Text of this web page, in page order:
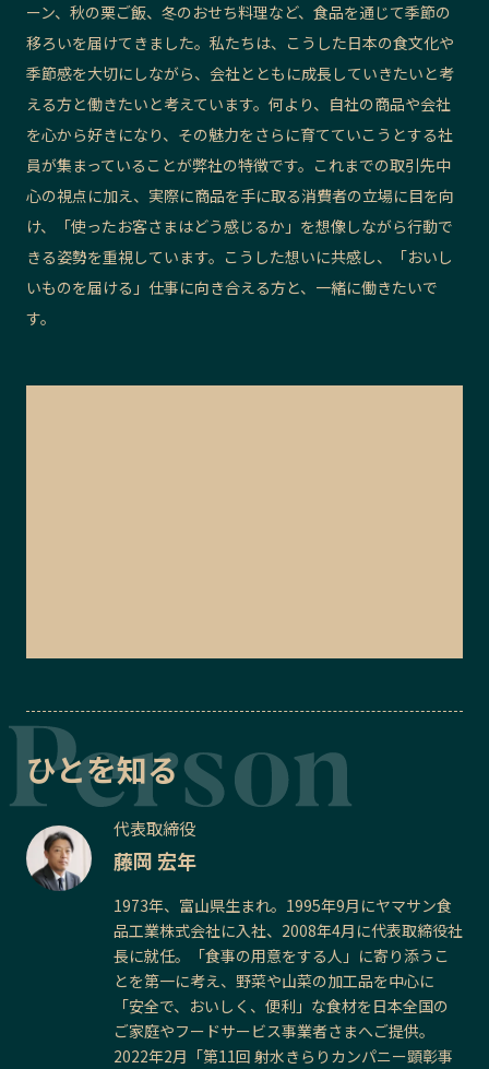
ーン、秋の栗ご飯、冬のおせち料理など、食品を通じて季節の
移ろいを届けてきました。私たちは、こうした日本の食文化や
季節感を大切にしながら、会社とともに成長していきたいと考
える方と働きたいと考えています。何より、自社の商品や会社
を心から好きになり、その魅力をさらに育てていこうとする社
員が集まっていることが弊社の特徴です。これまでの取引先中
心の視点に加え、実際に商品を手に取る消費者の立場に目を向
け、「使ったお客さまはどう感じるか」を想像しながら行動で
きる姿勢を重視しています。こうした想いに共感し、「おいし
いものを届ける」仕事に向き合える方と、一緒に働きたいで
す。
ひとを知る
代表取締役
藤岡 宏年
1973年、富山県生まれ。1995年9月にヤマサン食
品工業株式会社に入社、2008年4月に代表取締役社
長に就任。「食事の用意をする人」に寄り添うこ
とを第一に考え、野菜や山菜の加工品を中心に
「安全で、おいしく、便利」な食材を日本全国の
ご家庭やフードサービス事業者さまへご提供。
2022年2月「第11回 射水きらりカンパニー顕彰事